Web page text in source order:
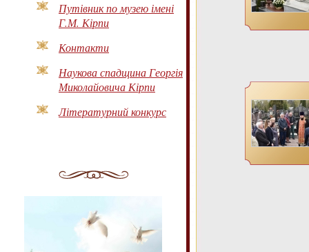
Путівник по музею імені
Г.М. Кірпи
Контакти
Наукова спадщина Георгія
Миколайовича Кірпи
Літературний конкурс